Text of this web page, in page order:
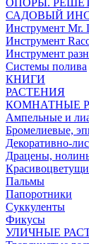
ОПОРЫ.
САДОВЫЙ
Инструмент Mr.
Инструмент
Инструмент
Системы полива
КНИГИ
РАСТЕНИЯ
КОМНАТНЫЕ
Ампельные и
Бромелиевые,
Декоративно-
Драцены,
Пальмы
Папоротники
Суккуленты
Фикусы
УЛИЧНЫЕ